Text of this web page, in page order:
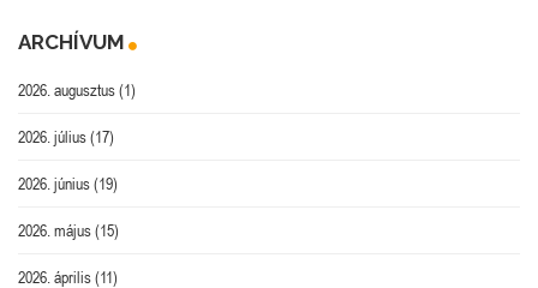
ARCHÍVUM
2026. augusztus(1)
2026. július(17)
2026. június(19)
2026. május(15)
2026. április(11)